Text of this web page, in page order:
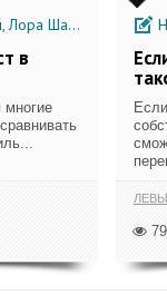
Шавит
в
многие
79